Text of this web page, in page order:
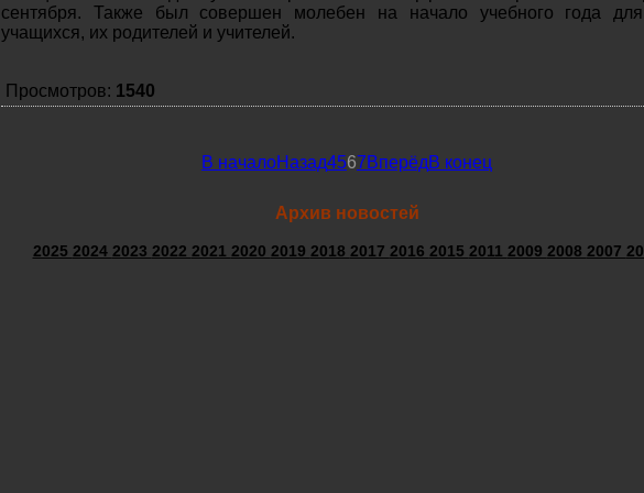
сентября. Также был совершен молебен на начало учебного года
учащихся, их родителей и учителей.
Просмотров: 1540
В началоНазад4567ВперёдВ конец
Архив новостей
2025 2024 2023 2022 2021 2020 2019 2018 2017 2016 2015 2011 2009 2008 2007